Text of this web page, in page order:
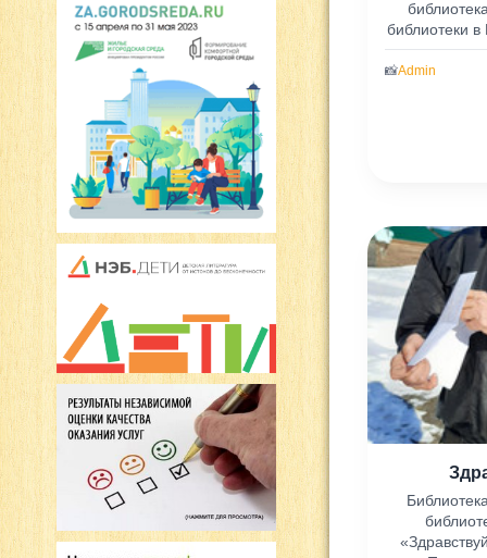
библиотеки
📸Admin